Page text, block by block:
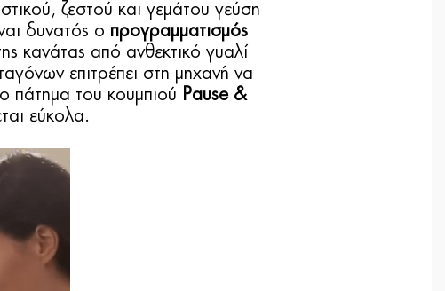
ζεστού και γεμάτου γεύση
δυνατός ο προγραμματισμός
κανάτας από ανθεκτικό γυαλί
επιτρέπει στη μηχανή να
πάτημα του κουμπιού Pause &
εύκολα.